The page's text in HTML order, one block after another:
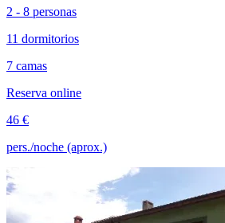
2 - 8 personas
11 dormitorios
7 camas
Reserva online
46 €
pers./noche (aprox.)